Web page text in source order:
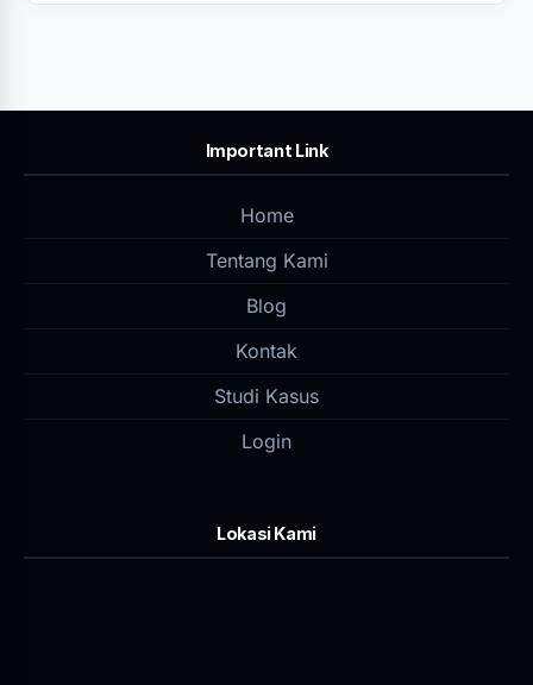
Important Link
Home
Tentang Kami
Blog
Kontak
Studi Kasus
Login
Lokasi Kami